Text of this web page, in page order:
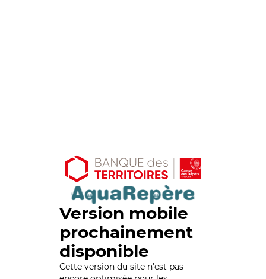
Version mobile
prochainement
disponible
Cette version du site n’est pas